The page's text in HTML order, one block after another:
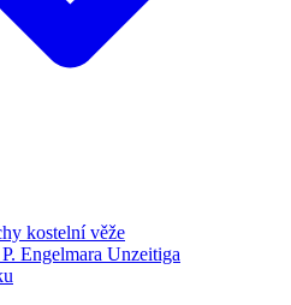
kostelní věže
Engelmara Unzeitiga